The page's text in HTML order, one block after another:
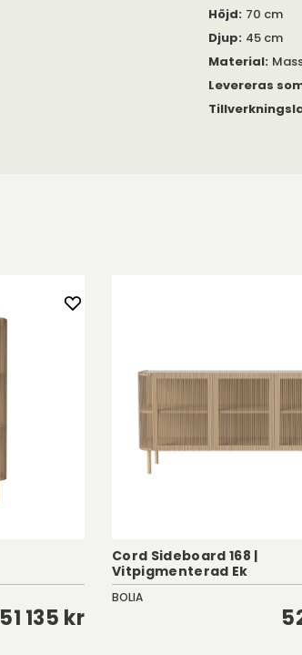
Höjd: 70 cm
Djup: 45 cm
Material:
Levereras
51 135 kr
Cord Sideboard 168 |
Vitpigmenterad Ek
BOLIA